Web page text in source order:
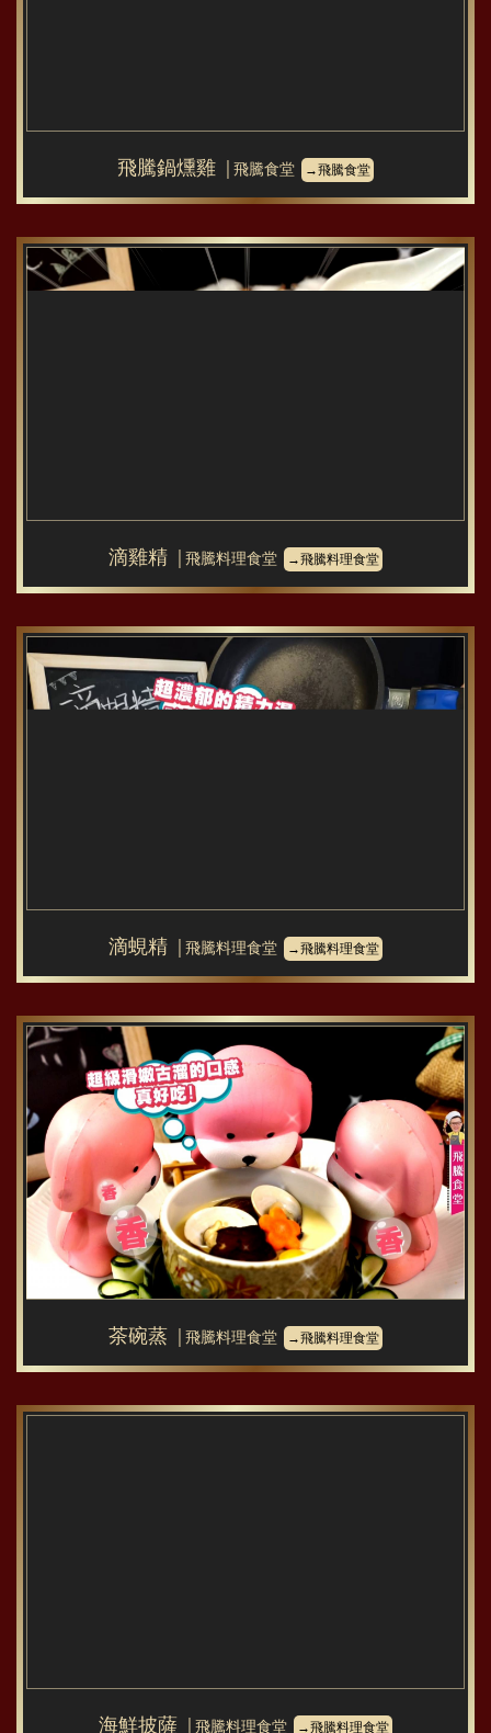
飛騰鍋燻雞 │飛騰食堂 →飛騰食堂
滴雞精 │飛騰料理食堂 →飛騰料理食堂
滴蜆精 │飛騰料理食堂 →飛騰料理食堂
茶碗蒸 │飛騰料理食堂 →飛騰料理食堂
海鮮披薩 │飛騰料理食堂 →飛騰料理食堂